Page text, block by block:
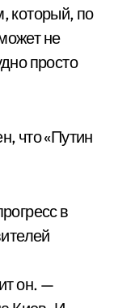
который, по
не
просто
что «Путин
в
он. —